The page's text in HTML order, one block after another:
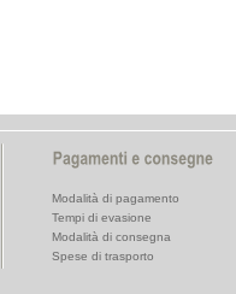
Modalità di pagamento
Tempi di evasione
Modalità di consegna
Spese di trasporto